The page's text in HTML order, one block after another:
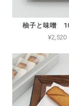
柚子と味噌
¥2,520